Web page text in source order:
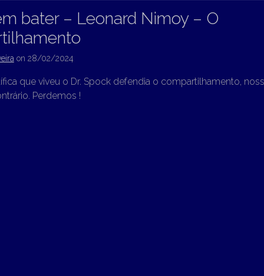
bater – Leonard Nimoy – O
on 28/02/2024
que viveu o Dr. Spock defendia o compartilhamento,
Perdemos !